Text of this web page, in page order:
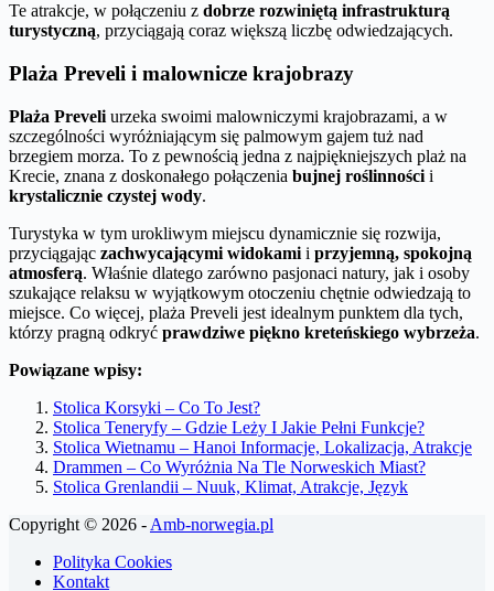
Te atrakcje, w połączeniu z dobrze rozwiniętą infrastrukturą
turystyczną, przyciągają coraz większą liczbę odwiedzających.
Plaża Preveli i malownicze krajobrazy
Plaża Preveli urzeka swoimi malowniczymi krajobrazami, a w
szczególności wyróżniającym się palmowym gajem tuż nad
brzegiem morza. To z pewnością jedna z najpiękniejszych plaż na
Krecie, znana z doskonałego połączenia bujnej roślinności i
krystalicznie czystej wody.
Turystyka w tym urokliwym miejscu dynamicznie się rozwija,
przyciągając zachwycającymi widokami i przyjemną, spokojną
atmosferą. Właśnie dlatego zarówno pasjonaci natury, jak i osoby
szukające relaksu w wyjątkowym otoczeniu chętnie odwiedzają to
miejsce. Co więcej, plaża Preveli jest idealnym punktem dla tych,
którzy pragną odkryć prawdziwe piękno kreteńskiego wybrzeża.
Powiązane wpisy:
Stolica Korsyki – Co To Jest?
Stolica Teneryfy – Gdzie Leży I Jakie Pełni Funkcje?
Stolica Wietnamu – Hanoi Informacje, Lokalizacja, Atrakcje
Drammen – Co Wyróżnia Na Tle Norweskich Miast?
Stolica Grenlandii – Nuuk, Klimat, Atrakcje, Język
Copyright © 2026 - Amb-norwegia.pl
Polityka Cookies
Kontakt